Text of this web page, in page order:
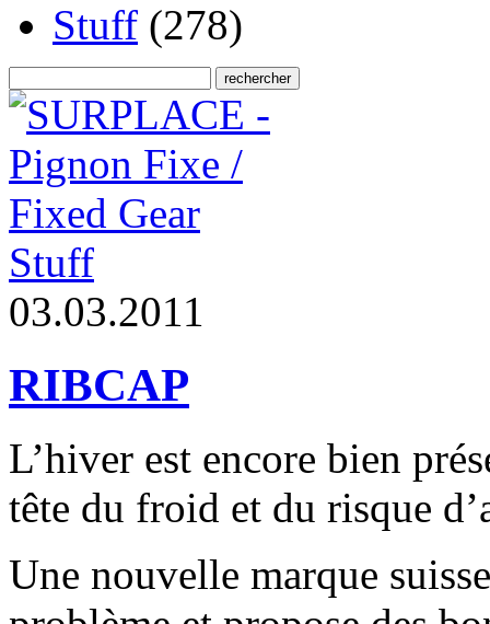
Stuff (278)
Stuff
03.03.2011
RIBCAP
L’hiver est encore bien
tête du froid et du risque
Une nouvelle marque